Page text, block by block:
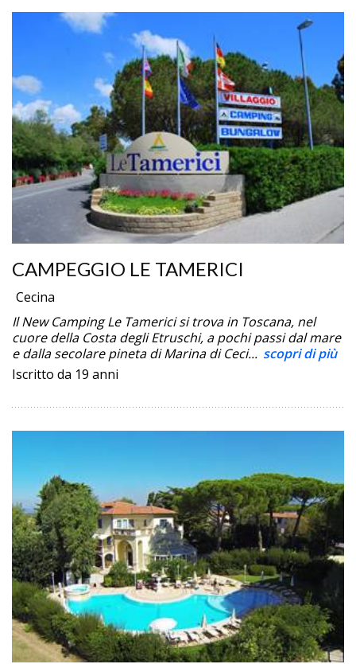
CAMPEGGIO LE TAMERICI
Cecina
Il New Camping Le Tamerici si trova in Toscana, nel
cuore della Costa degli Etruschi, a pochi passi dal mare
e dalla secolare pineta di Marina di Ceci... scopri di più
Iscritto da 19 anni